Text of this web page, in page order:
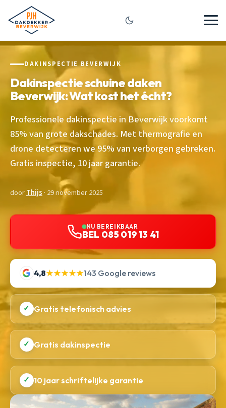
DAKINSPECTIE BEVERWIJK
Dakinspectie schuine daken
Beverwijk: Wat kost het écht?
Professionele dakinspectie in Beverwijk voorkomt
85% van grote dakschades. Met thermografie en
drone detecteren we 95% van verborgen gebreken.
Gratis inspectie, 10 jaar garantie.
doorThijs · 29 november 2025
NU BEREIKBAAR
BEL 085 019 13 41
4,8★★★★★143 Google reviews
✓ Gratis telefonisch advies
✓ Gratis dakinspectie
✓ 10 jaar schriftelijke garantie